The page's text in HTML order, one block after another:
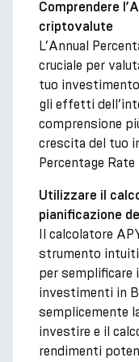
Comprendere
criptovalute
L’Annual
cruciale per
tuo investimento
gli effetti
comprensione
crescita del tuo
Percentage Rate
Utilizzare il
pianificazione
Il calcolatore
strumento
per semplificare
investimenti in
semplicemente
investire e il
rendimenti